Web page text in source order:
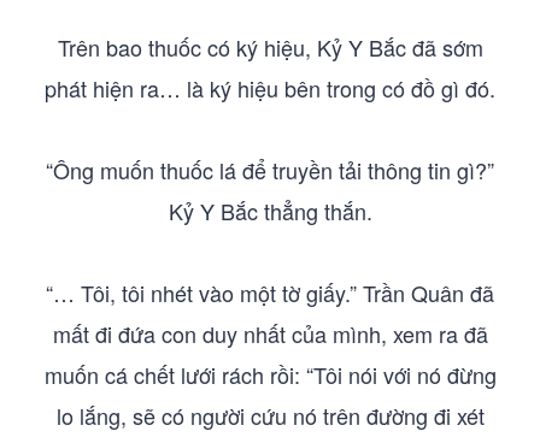
Trên bao thuốc có ký hiệu, Kỷ Y Bắc đã sớm
phát hiện ra… là ký hiệu bên trong có đồ gì đó.
“Ông muốn thuốc lá để truyền tải thông tin gì?”
Kỷ Y Bắc thẳng thắn.
“… Tôi, tôi nhét vào một tờ giấy.” Trần Quân đã
mất đi đứa con duy nhất của mình, xem ra đã
muốn cá chết lưới rách rồi: “Tôi nói với nó đừng
lo lắng, sẽ có người cứu nó trên đường đi xét